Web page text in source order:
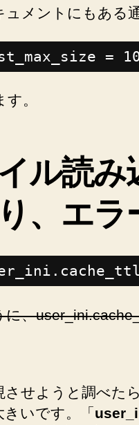
ュメントにもある通
=
。
ル読み
、エラ
に、
させようと調べた
いです。「